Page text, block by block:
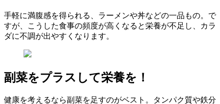
手軽に満腹感を得られる、ラーメンや丼などの一品もの。で
すが、こうした食事の頻度が高くなると栄養が不足し、カラ
ダに不調が出やすくなります。
副菜をプラスして栄養を！
健康を考えるなら副菜を足すのがベスト。タンパク質や鉄分